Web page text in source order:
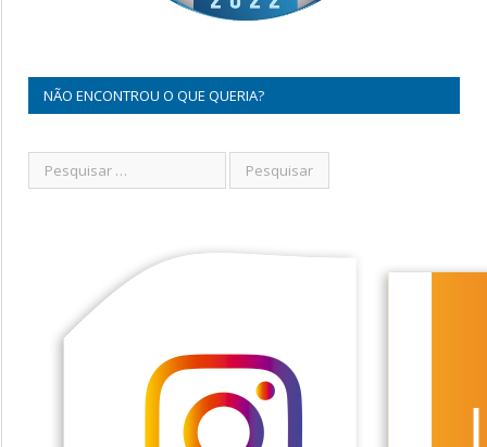
NÃO ENCONTROU O QUE QUERIA?